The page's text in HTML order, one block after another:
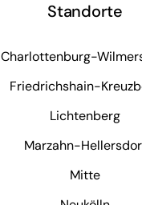
Standorte
Charlottenburg-
Friedrichshain-
Lichtenberg
Marzahn-
Mitte